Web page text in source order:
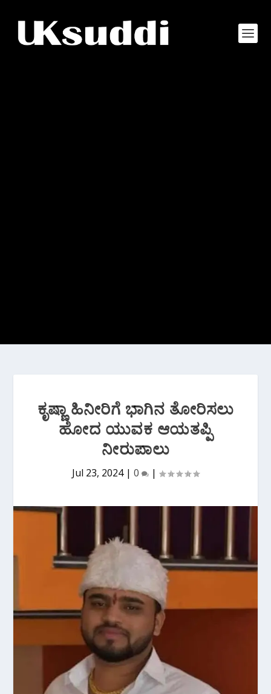
ಕೃಷ್ಣಾ ಹಿನೀರಿಗೆ ಭಾಗಿನ ತೋರಿಸಲು
ಹೋದ ಯುವಕ ಆಯತಪ್ಪಿ
ನೀರುಪಾಲು
Jul 23, 2024| 0 |